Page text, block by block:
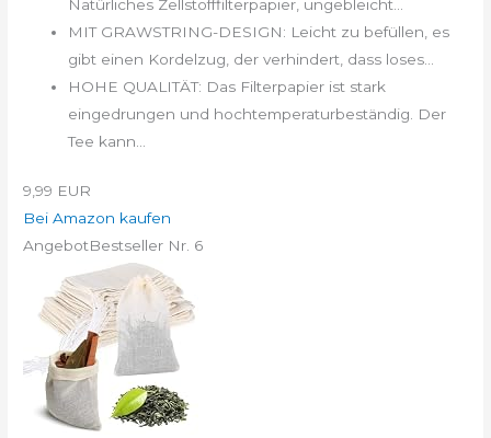
Natürliches Zellstofffilterpapier, ungebleicht...
MIT GRAWSTRING-DESIGN: Leicht zu befüllen, es
gibt einen Kordelzug, der verhindert, dass loses...
HOHE QUALITÄT: Das Filterpapier ist stark
eingedrungen und hochtemperaturbeständig. Der
Tee kann...
9,99 EUR
Bei Amazon kaufen
AngebotBestseller Nr. 6